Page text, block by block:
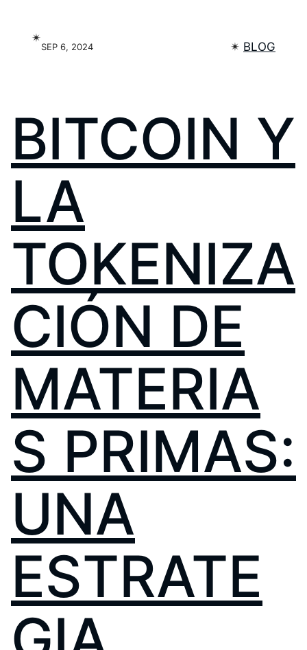
✴︎
SEP 6, 2024 ✴︎ BLOG
BITCOIN Y
LA
TOKENIZA
CIÓN DE
MATERIA
S PRIMAS:
UNA
ESTRATE